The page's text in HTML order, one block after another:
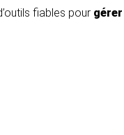
fiables pour gérer